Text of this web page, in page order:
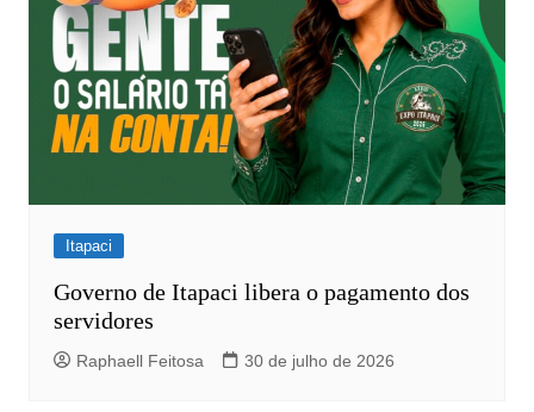
Itapaci
Governo de Itapaci libera o pagamento dos
servidores
Raphaell Feitosa 30 de julho de 2026